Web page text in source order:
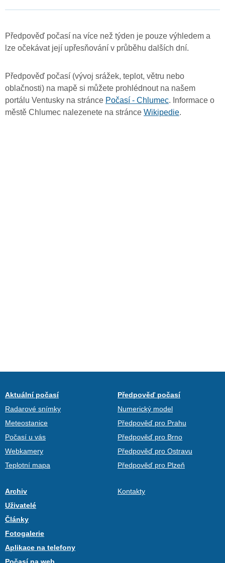
Předpověď počasí na více než týden je pouze výhledem a
lze očekávat její upřesňování v průběhu dalších dní.
Předpověď počasí (vývoj srážek, teplot, větru nebo
oblačnosti) na mapě si můžete prohlédnout na našem
portálu Ventusky na stránce Počasí - Chlumec. Informace o
městě Chlumec nalezenete na stránce Wikipedie.
Aktuální počasí
Radarové snímky
Meteostanice
Počasí u vás
Webkamery
Teplotní mapa
Předpověď počasí
Numerický model
Předpověď pro Prahu
Předpověď pro Brno
Předpověď pro Ostravu
Předpověď pro Plzeň
Archiv
Uživatelé
Články
Fotogalerie
Aplikace na telefony
Kontakty